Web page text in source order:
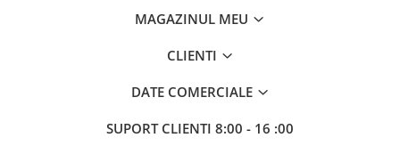
MAGAZINUL MEU
CLIENTI
DATE COMERCIALE
SUPORT CLIENTI 8:00 - 16 :00